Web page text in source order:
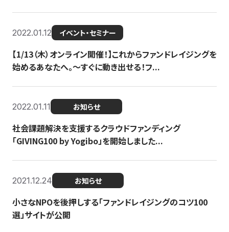
2022.01.12 イベント・セミナー
【1/13（木）オンライン開催！】これからファンドレイジングを
始めるあなたへ。〜すぐに動き出せる！フ...
2022.01.11 お知らせ
社会課題解決を支援するクラウドファンディング
「GIVING100 by Yogibo」を開始しました...
2021.12.24 お知らせ
小さなNPOを後押しする「ファンドレイジングのコツ100
選」サイトが公開